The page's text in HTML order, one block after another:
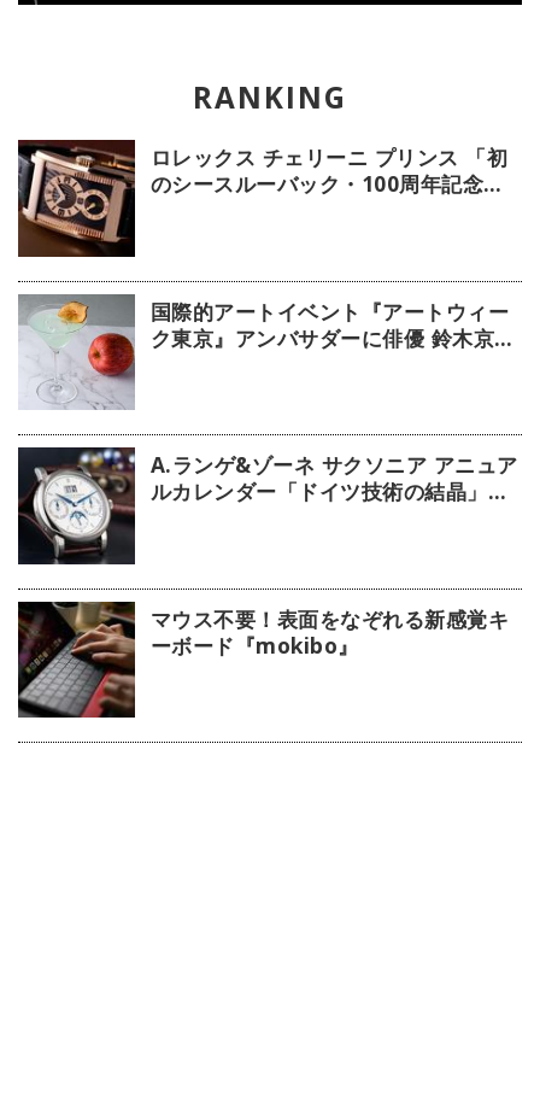
ロレックス チェリーニ プリンス 「初
のシースルーバック・100周年記念モ
国際的アートイベント『アートウィー
ク東京』アンバサダーに俳優 鈴木京香
A.ランゲ&ゾーネ サクソニア アニュア
ルカレンダー「ドイツ技術の結晶」
マウス不要！表面をなぞれる新感覚キ
ーボード『mokibo』